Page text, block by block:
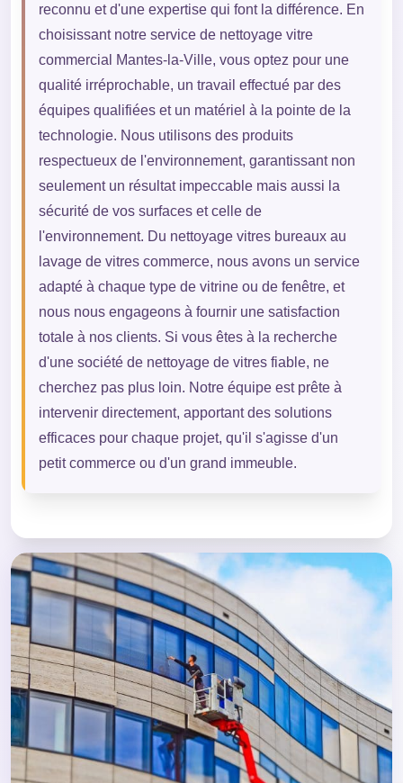
reconnu et d'une expertise qui font la différence. En
choisissant notre service de nettoyage vitre
commercial Mantes-la-Ville, vous optez pour une
qualité irréprochable, un travail effectué par des
équipes qualifiées et un matériel à la pointe de la
technologie. Nous utilisons des produits
respectueux de l'environnement, garantissant non
seulement un résultat impeccable mais aussi la
sécurité de vos surfaces et celle de
l'environnement. Du nettoyage vitres bureaux au
lavage de vitres commerce, nous avons un service
adapté à chaque type de vitrine ou de fenêtre, et
nous nous engageons à fournir une satisfaction
totale à nos clients. Si vous êtes à la recherche
d'une société de nettoyage de vitres fiable, ne
cherchez pas plus loin. Notre équipe est prête à
intervenir directement, apportant des solutions
efficaces pour chaque projet, qu'il s'agisse d'un
petit commerce ou d'un grand immeuble.